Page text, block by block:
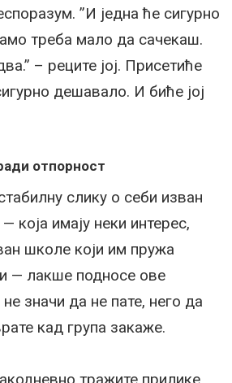
”И једна ће сигурно
треба мало да сачекаш.
– реците јој. Присетиће
дешавало. И биће јој
отпорност
слику о себи изван
која имају неки интерес,
школе који им пружа
— лакше подносе ове
значи да не пате, него да
кад група закаже.